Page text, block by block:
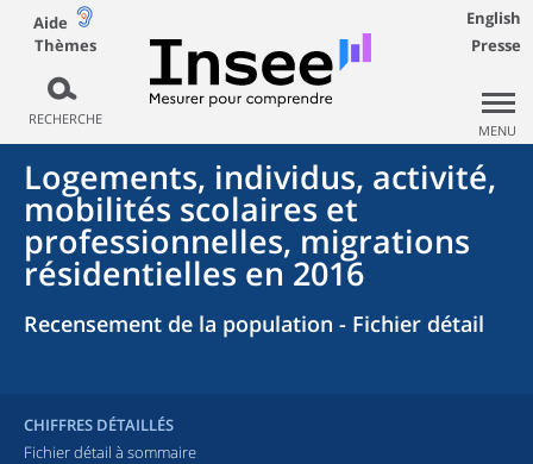
Aide
Thèmes
RECHERCHE
English
Presse
MENU
Logements, individus, activité,
mobilités scolaires et
professionnelles, migrations
résidentielles en 2016
Recensement de la population - Fichier détail
CHIFFRES DÉTAILLÉS
Fichier détail à sommaire